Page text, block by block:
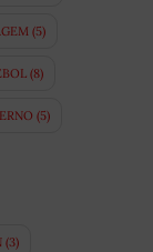
(5)
(8)
(5)
(3)